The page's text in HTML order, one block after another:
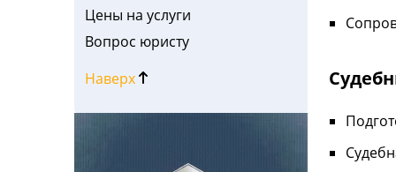
Цены на услуги
Вопрос юристу
Наверх